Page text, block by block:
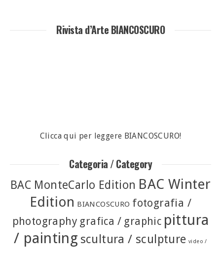
Rivista d’Arte BIANCOSCURO
Clicca qui per leggere BIANCOSCURO!
Categoria / Category
BAC MonteCarlo Edition BAC Winter
Edition BIANCOSCURO fotografia /
photography grafica / graphic pittura
/ painting scultura / sculpture video /